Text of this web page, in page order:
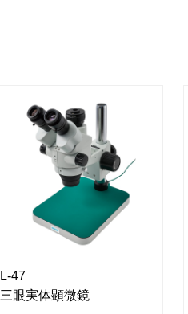
L-47
三眼実体顕微鏡